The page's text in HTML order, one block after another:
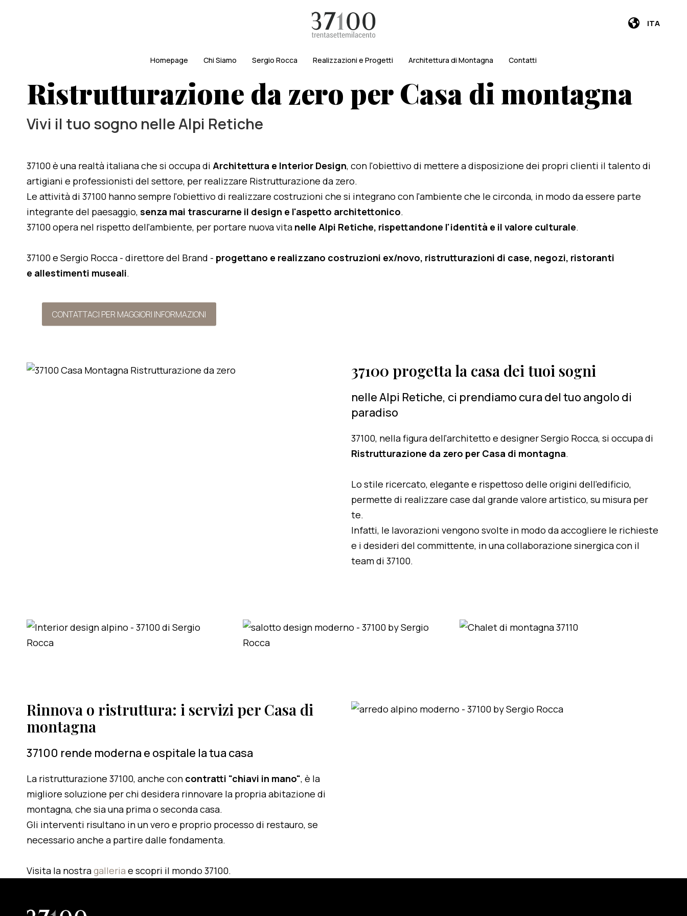
ITA
Homepage Chi Siamo Sergio Rocca Realizzazioni e Progetti Architettura di Montagna Contatti
Ristrutturazione da zero per Casa di montagna
Vivi il tuo sogno nelle Alpi Retiche
37100 è una realtà italiana che si occupa di Architettura e Interior Design, con l'obiettivo di mettere a disposizione dei propri clienti il talento di
artigiani e professionisti del settore, per realizzare Ristrutturazione da zero.
Le attività di 37100 hanno sempre l'obiettivo di realizzare costruzioni che si integrano con l'ambiente che le circonda, in modo da essere parte
integrante del paesaggio, senza mai trascurarne il design e l'aspetto architettonico.
37100 opera nel rispetto dell'ambiente, per portare nuova vita nelle Alpi Retiche, rispettandone l'identità e il valore culturale.
37100 e Sergio Rocca - direttore del Brand - progettano e realizzano costruzioni ex/novo, ristrutturazioni di case, negozi, ristoranti
e allestimenti museali.
CONTATTACI PER MAGGIORI INFORMAZIONI
37100 progetta la casa dei tuoi sogni
nelle Alpi Retiche, ci prendiamo cura del tuo angolo di
paradiso
37100, nella figura dell'architetto e designer Sergio Rocca, si occupa di
Ristrutturazione da zero per Casa di montagna.
Lo stile ricercato, elegante e rispettoso delle origini dell'edificio,
permette di realizzare case dal grande valore artistico, su misura per
te.
Infatti, le lavorazioni vengono svolte in modo da accogliere le richieste
e i desideri del committente, in una collaborazione sinergica con il
team di 37100.
Rinnova o ristruttura: i servizi per Casa di
montagna
37100 rende moderna e ospitale la tua casa
La ristrutturazione 37100, anche con contratti "chiavi in mano", è la
migliore soluzione per chi desidera rinnovare la propria abitazione di
montagna, che sia una prima o seconda casa.
Gli interventi risultano in un vero e proprio processo di restauro, se
necessario anche a partire dalle fondamenta.
Visita la nostragalleria e scopri il mondo 37100.